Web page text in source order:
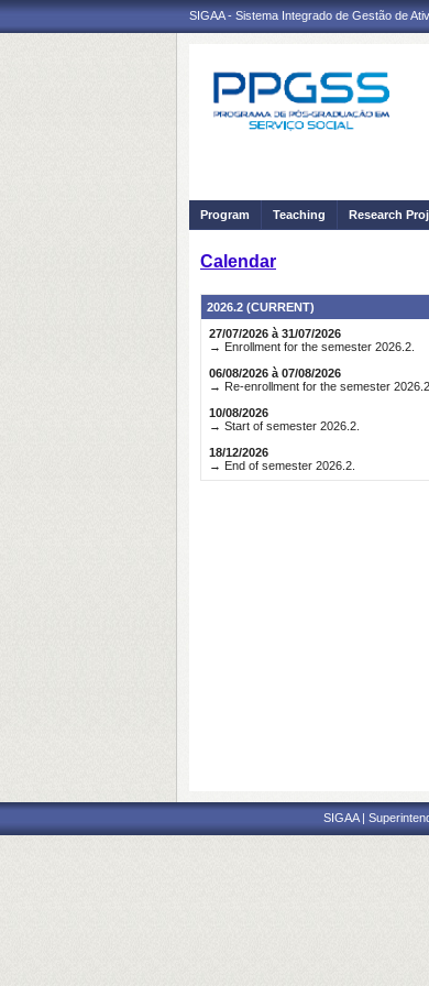
SIGAA - Sistema Integrado de Gestão de
Program Teaching Research
Calendar
2026.2 (CURRENT)
27/07/2026 à 31/07/2026
→ Enrollment for the semester 2026.2.
06/08/2026 à 07/08/2026
→ Re-enrollment for the semester 2026.2.
10/08/2026
→ Start of semester 2026.2.
18/12/2026
→ End of semester 2026.2.
SIGAA |